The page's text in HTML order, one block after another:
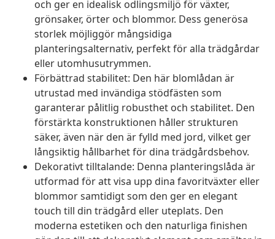
och ger en idealisk odlingsmiljö för växter,
grönsaker, örter och blommor. Dess generösa
storlek möjliggör mångsidiga
planteringsalternativ, perfekt för alla trädgårdar
eller utomhusutrymmen.
Förbättrad stabilitet: Den här blomlådan är
utrustad med invändiga stödfästen som
garanterar pålitlig robusthet och stabilitet. Den
förstärkta konstruktionen håller strukturen
säker, även när den är fylld med jord, vilket ger
långsiktig hållbarhet för dina trädgårdsbehov.
Dekorativt tilltalande: Denna planteringslåda är
utformad för att visa upp dina favoritväxter eller
blommor samtidigt som den ger en elegant
touch till din trädgård eller uteplats. Den
moderna estetiken och den naturliga finishen